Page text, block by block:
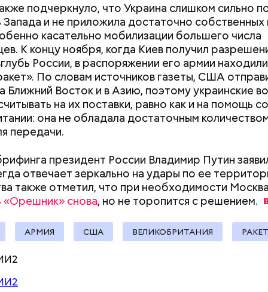
подчеркнуло, что Украина слишком сильно
и не приложила достаточно собственных
касательно мобилизации большего числа
К концу ноября, когда Киев получил
России, в распоряжении его армии
По словам источников газеты, США
Ближний Восток и в Азию, поэтому украинские
на их поставки, равно как и на помощь
она не обладала достаточным
передачи.
президент России Владимир Путин
отвечает зеркально на удары по ее
также отметил, что при необходимости
«Орешник» снова, но не торопится с решением.
АРМИЯ США ВЕЛИКОБРИТАНИЯ
что атака целой акульей стаи на человека
или океане вполне реальна.
возможное, чтобы не оказаться за бортом.
из пяти человек такое путешествие
белорусских рублей (около 10311 рублей
), — уточнил он.
эксперта и сопредседателя
но никакой глобальной значимости они не
«Тяжелейшая
психоэмоциональная травма
гинекомастия
Людей
пешеходов в